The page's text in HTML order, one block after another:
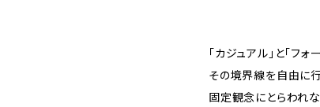
「カジュアル」と「フォ
その境界線を自由に
固定観念にとらわれ